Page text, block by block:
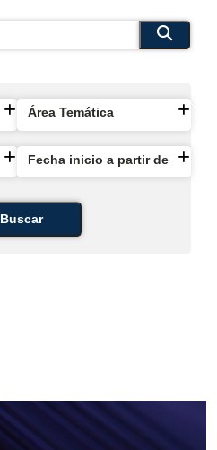
Área Temática
Fecha inicio a partir de
Buscar